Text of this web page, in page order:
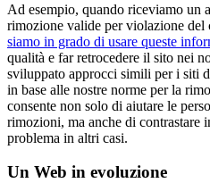
Ad esempio, quando riceviamo un
rimozione valide per violazione del
siamo in grado di usare queste
qualità e far retrocedere il sito nei
sviluppato approcci simili per i siti
in base alle nostre norme per la
consente non solo di aiutare le
rimozioni, ma anche di contrastare
problema in altri casi.
Un Web in evoluzione